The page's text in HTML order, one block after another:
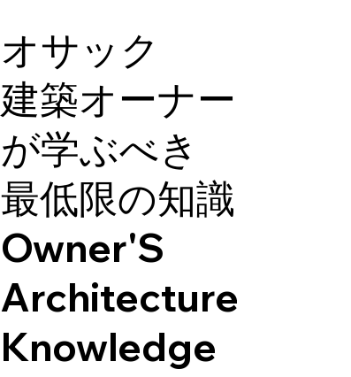
オサック
建築オーナー
が学ぶべき
最低限の知識
Owner'S
Architecture
Knowledge